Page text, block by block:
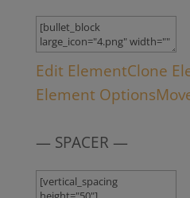
Edit ElementClone
Element Options
— SPACER —